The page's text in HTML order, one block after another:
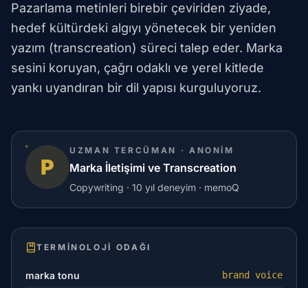
Pazarlama metinleri birebir çeviriden ziyade,
hedef kültürdeki algıyı yönetecek bir yeniden
yazım (transcreation) süreci talep eder. Marka
sesini koruyan, çağrı odaklı ve yerel kitlede
yankı uyandıran bir dil yapısı kurguluyoruz.
P
UZMAN TERCÜMAN · ANONIM
Marka İletişimi ve Transcreation
Copywriting · 10 yıl deneyim · memoQ
TERMINOLOJI ODAĞI
marka tonu brand voice